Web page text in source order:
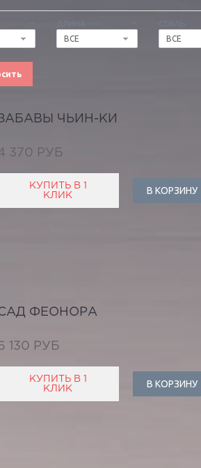
ДЛИНА
ВСЕ
СТИЛЬ
ВСЕ
ЧЬИН-КИ
370 РУБ
КУПИТЬ В 1
КЛИК
В КОРЗИНУ
ФЕОНОРА
130 РУБ
КУПИТЬ В 1
КЛИК
В КОРЗИНУ